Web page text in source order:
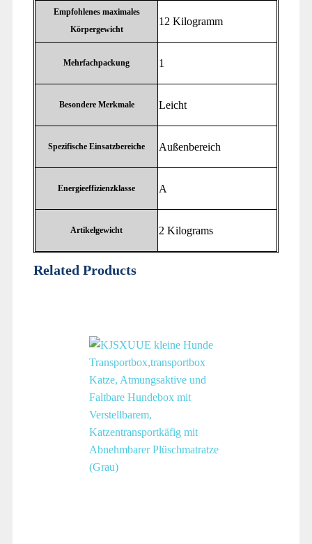
Empfohlenes maximales
Körpergewicht
‎12 Kilogramm
Mehrfachpackung ‎1
Besondere Merkmale ‎Leicht
Spezifische Einsatzbereiche ‎Außenbereich
Energieeffizienzklasse ‎A
Artikelgewicht ‎2 Kilograms
Related Products